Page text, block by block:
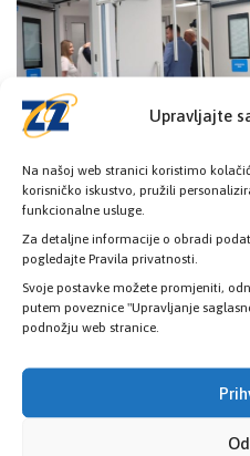
Upravljajte
Na našoj web stranici koristimo
korisničko iskustvo, pružili
funkcionalne usluge.
Za detaljne informacije o obradi
pogledajte Pravila privatnosti.
Svoje postavke možete promjeniti,
putem poveznice "Upravljanje
podnožju web stranice.